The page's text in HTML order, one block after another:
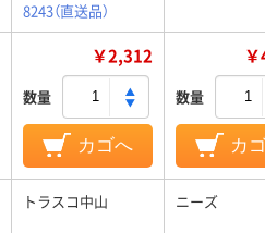
8243（直送品）
￥2,312
数量
カゴへ
数量
カ
トラスコ中山 ニーズ